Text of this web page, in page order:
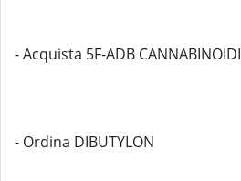
- Acquista 5F-ADB CANNABINOIDI
- Ordina DIBUTYLON